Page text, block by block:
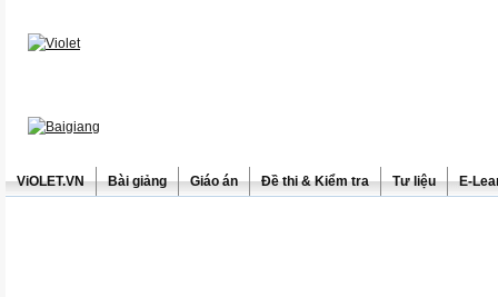
ViOLET.VN Bài giảng Giáo án Đề thi & Kiểm tra Tư liệu E-